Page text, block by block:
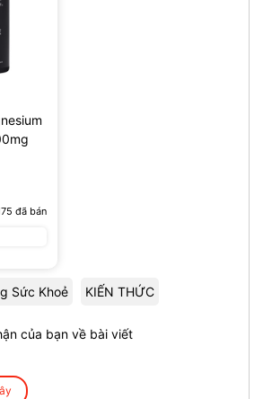
đã bán
Sức Khoẻ KIẾN THỨC
của bạn về bài viết